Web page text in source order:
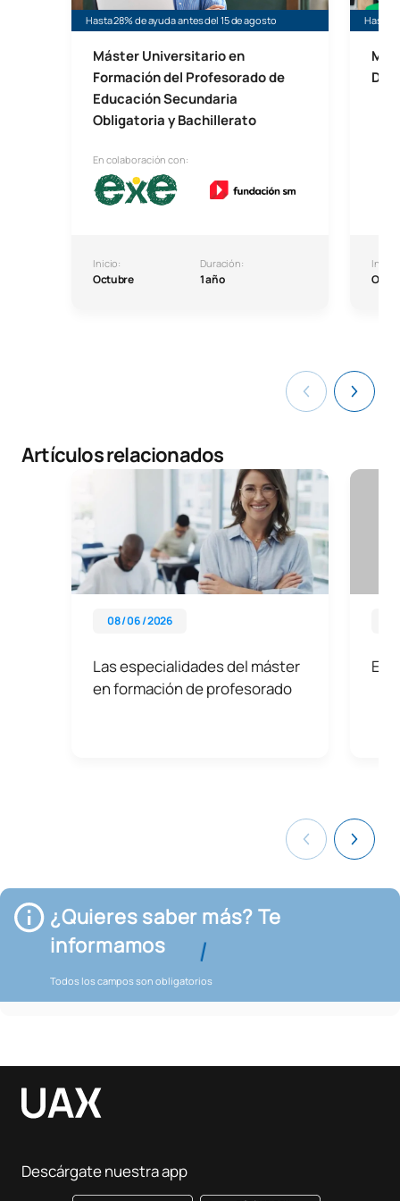
Hasta 28% de ayuda antes del 15 de agosto
Máster Universitario en
Formación del Profesorado de
Educación Secundaria
Obligatoria y Bachillerato
En colaboración con:
Inicio:
Octubre
Duración:
1 año
Hasta
Inicio:
Artículos relacionados
08 / 06 / 2026
Las especialidades del máster
en formación de profesorado
¿Quieres saber más? Te
informamos
Todos los campos son obligatorios
Descárgate nuestra app